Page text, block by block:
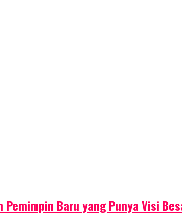
Baru yang Punya Visi